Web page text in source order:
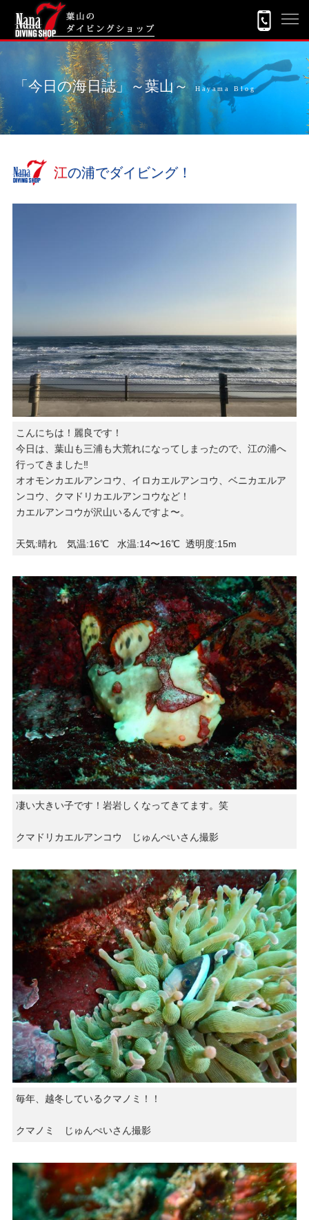
「今日の海日誌」～葉山～ Hayama Blog
江の浦でダイビング！
こんにちは！麗良です！
今日は、葉山も三浦も大荒れになってしまったので、江の浦へ
行ってきました‼︎
オオモンカエルアンコウ、イロカエルアンコウ、ベニカエルア
ンコウ、クマドリカエルアンコウなど！
カエルアンコウが沢山いるんですよ〜。
天気:晴れ 気温:16℃ 水温:14〜16℃ 透明度:15m
凄い大きい子です！岩岩しくなってきてます。笑
クマドリカエルアンコウ じゅんぺいさん撮影
毎年、越冬しているクマノミ！！
クマノミ じゅんぺいさん撮影